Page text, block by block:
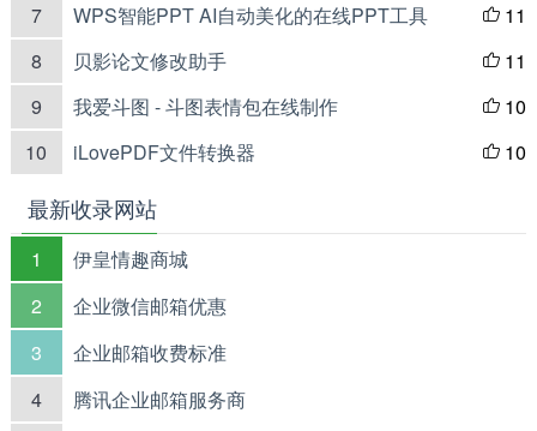
7
WPS智能PPT AI自动美化的在线PPT工具  11
8
贝影论文修改助手  11
9
我爱斗图 - 斗图表情包在线制作  10
10
iLovePDF文件转换器  10
最新收录网站
1
伊皇情趣商城
2
企业微信邮箱优惠
3
企业邮箱收费标准
4
腾讯企业邮箱服务商